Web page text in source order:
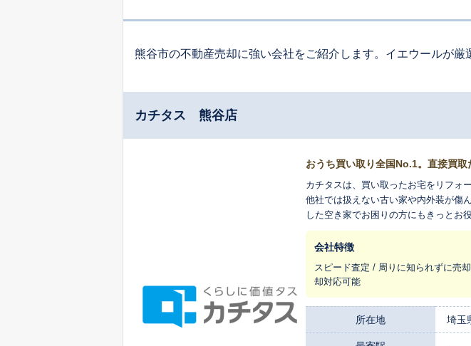
熊谷市の不動産売却に強い会社をご紹介します。イエウールが
カチタス 熊谷店
おうち買い取り全国No.1。直接買取
カチタスは、買い取ったお宅をリフォ
他社では扱えない古い家や内外装が傷
した空き家でお困りの方にもきっとお
まれ変わらせ、長く住みつなぐお手伝
会社特徴
スピード査定 / 周りに知られずに売
却対応可能
所在地 埼